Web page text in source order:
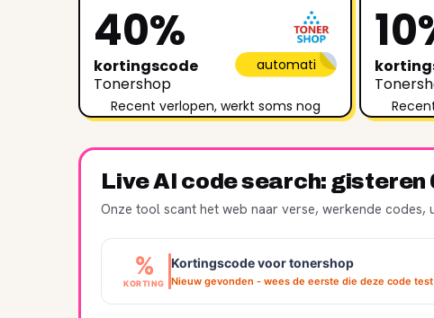
40%
kortingscode
Tonershop
automati
Recent verlopen, werkt soms nog
Live AI code search: gisteren
Onze tool scant het web naar verse, werkende codes,
%
KORTING
Kortingscode voor tonershop
Nieuw gevonden - wees de eerste die deze code test